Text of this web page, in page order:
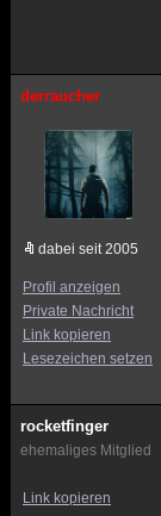
derraucher
dabei seit 2005
Profil anzeigen
Private Nachricht
Link kopieren
Lesezeichen setzen
rocketfinger
ehemaliges Mitglied
Link kopieren